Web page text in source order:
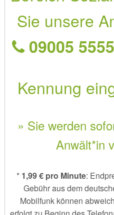
Sie unsere
09005
Kennung
» Sie werden
Anwält*in
* 1,99 € pro Minute:
Gebühr aus dem
Mobilfunk können